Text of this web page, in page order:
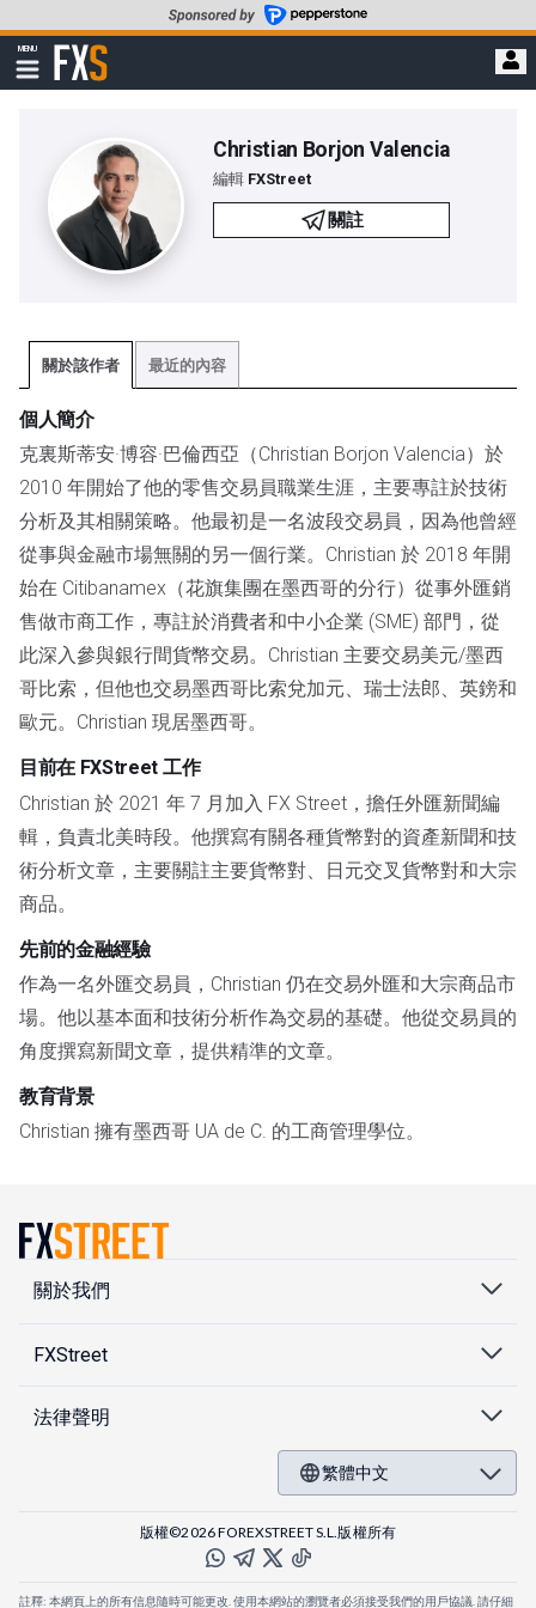
至
要
MENU
顯
示
FXStreet
Christian Borjon Valencia
編輯 FXStreet
關註
關於該作者 最近的內容
個人簡介
克裏斯蒂安·博容·巴倫西亞（Christian Borjon Valencia）於
2010 年開始了他的零售交易員職業生涯，主要專註於技術
分析及其相關策略。他最初是一名波段交易員，因為他曾經
從事與金融市場無關的另一個行業。Christian 於 2018 年開
始在 Citibanamex（花旗集團在墨西哥的分行）從事外匯銷
售做市商工作，專註於消費者和中小企業 (SME) 部門，從
此深入參與銀行間貨幣交易。Christian 主要交易美元/墨西
哥比索，但他也交易墨西哥比索兌加元、瑞士法郎、英鎊和
歐元。Christian 現居墨西哥。
目前在 FXStreet 工作
Christian 於 2021 年 7 月加入 FX Street，擔任外匯新聞編
輯，負責北美時段。他撰寫有關各種貨幣對的資產新聞和技
術分析文章，主要關註主要貨幣對、日元交叉貨幣對和大宗
商品。
先前的金融經驗
作為一名外匯交易員，Christian 仍在交易外匯和大宗商品市
場。他以基本面和技術分析作為交易的基礎。他從交易員的
角度撰寫新聞文章，提供精準的文章。
教育背景
Christian 擁有墨西哥 UA de C. 的工商管理學位。
關於我們
FXStreet
法律聲明
繁體中文
版權©2026 FOREXSTREET S.L.版權所有
註釋: 本網頁上的所有信息隨時可能更改. 使用本網站的瀏覽者必須接受我們的用戶協議. 請仔細